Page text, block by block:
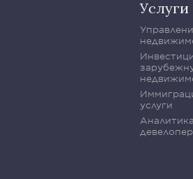
Услуги
услуги